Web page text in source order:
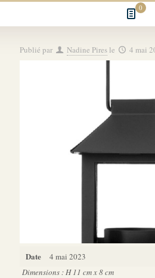
0
Publié par Nadine Pires le 4 mai
Date
4 mai 2023
Dimensions : H 11 cm x 8 cm